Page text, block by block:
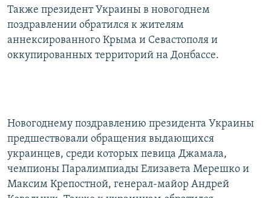
Также президент Украины в новогоднем
поздравлении обратился к жителям
аннексированного Крыма и Севастополя и
оккупированных территорий на Донбассе.
Новогоднему поздравлению президента Украины
предшествовали обращения выдающихся
украинцев, среди которых певица Джамала,
чемпионы Паралимпиады Елизавета Мерешко и
Максим Крепостной, генерал-майор Андрей